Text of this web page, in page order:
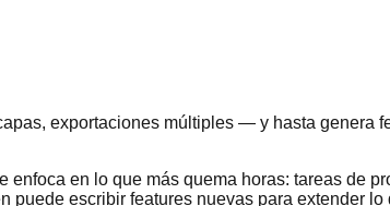
exportaciones múltiples — y hasta genera
en lo que más quema horas: tareas de
escribir features nuevas para extender lo